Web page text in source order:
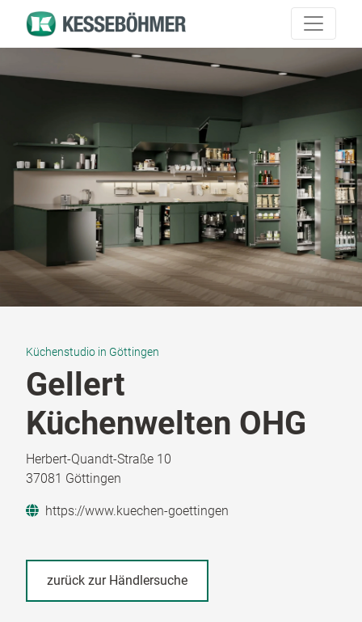
Küchenstudio in Göttingen
Gellert
Küchenwelten OHG
Herbert-Quandt-Straße 10
37081 Göttingen
https://www.kuechen-goettingen
zurück zur Händlersuche